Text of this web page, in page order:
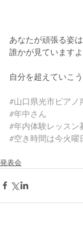
あなたが頑張る姿は
誰かが見ています
自分を超えていこう
#山口県光市ピアノ
#年中さん
#年内体験レッスン
#空き時間は今火曜
発表会